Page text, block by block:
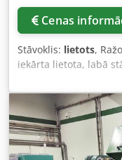
Cenas
Stāvoklis: lietots,
iekārta lietota, labā
Cjdpfevwfqqsx
2010 CE tipa
140 mm Zāģis: 1 gab
Apstrādājamā detaļas
detaļas platums: 250
pieslēguma jauda: